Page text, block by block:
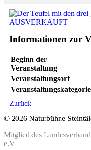
Informationen zur
Beginn der
Veranstaltung
Veranstaltungsort
Zurück
© 2026 Naturbühne
Mitglied des
e.V.